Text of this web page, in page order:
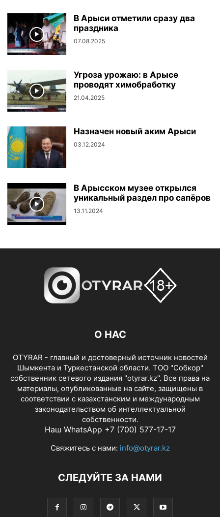
В Арыси отметили сразу два
праздника
07.08.2025
Угроза урожаю: в Арысе
проводят химобработку
21.04.2025
Назначен новый аким Арыси
03.12.2024
В Арысском музее открылся
уникальный раздел про сапёров
13.11.2024
О НАС
OTYRAR - главный и достоверный источник новостей
Шымкента и Туркестанской области. ТОО "Собкор"
собственник сетевого издания "otyrar.kz". Все права на
материалы, опубликованные на сайте, защищены в
соответствии с казахстанским и международным
законодательством об интеллектуальной
собственности.
Наш WhatsApp +7 (700) 577-17-17
Свяжитесь с нами: info@otyrar.kz
СЛЕДУЙТЕ ЗА НАМИ